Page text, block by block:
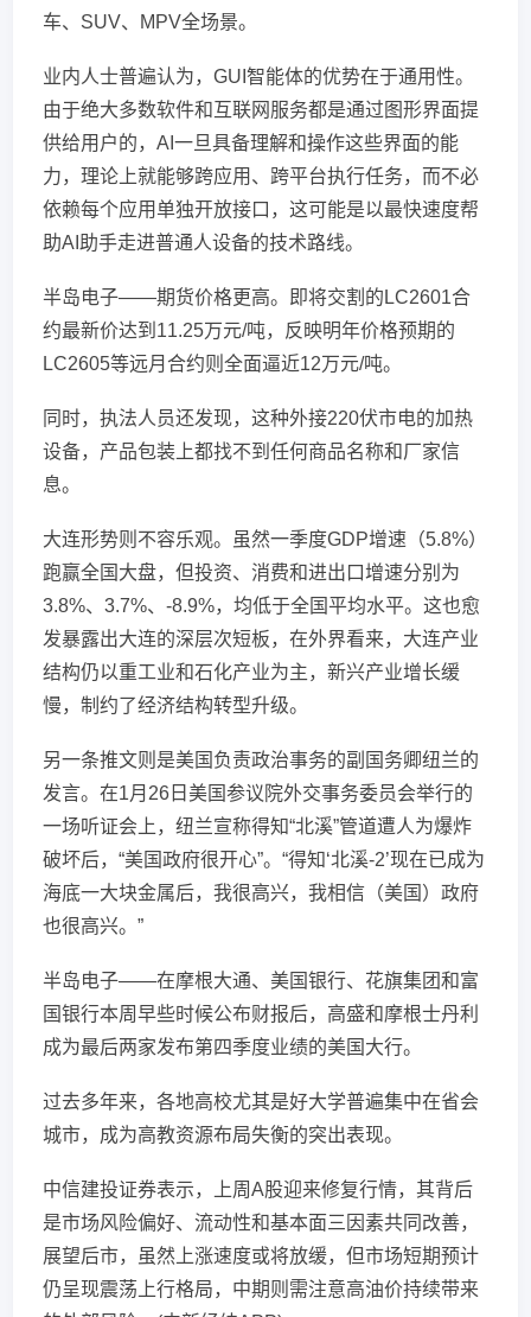
车、SUV、MPV全场景。
业内人士普遍认为，GUI智能体的优势在于通用性。
由于绝大多数软件和互联网服务都是通过图形界面提
供给用户的，AI一旦具备理解和操作这些界面的能
力，理论上就能够跨应用、跨平台执行任务，而不必
依赖每个应用单独开放接口，这可能是以最快速度帮
助AI助手走进普通人设备的技术路线。
半岛电子——期货价格更高。即将交割的LC2601合
约最新价达到11.25万元/吨，反映明年价格预期的
LC2605等远月合约则全面逼近12万元/吨。
同时，执法人员还发现，这种外接220伏市电的加热
设备，产品包装上都找不到任何商品名称和厂家信
息。
大连形势则不容乐观。虽然一季度GDP增速（5.8%）
跑赢全国大盘，但投资、消费和进出口增速分别为
3.8%、3.7%、-8.9%，均低于全国平均水平。这也愈
发暴露出大连的深层次短板，在外界看来，大连产业
结构仍以重工业和石化产业为主，新兴产业增长缓
慢，制约了经济结构转型升级。
另一条推文则是美国负责政治事务的副国务卿纽兰的
发言。在1月26日美国参议院外交事务委员会举行的
一场听证会上，纽兰宣称得知“北溪”管道遭人为爆炸
破坏后，“美国政府很开心”。“得知‘北溪-2’现在已成为
海底一大块金属后，我很高兴，我相信（美国）政府
也很高兴。”
半岛电子——在摩根大通、美国银行、花旗集团和富
国银行本周早些时候公布财报后，高盛和摩根士丹利
成为最后两家发布第四季度业绩的美国大行。
过去多年来，各地高校尤其是好大学普遍集中在省会
城市，成为高教资源布局失衡的突出表现。
中信建投证券表示，上周A股迎来修复行情，其背后
是市场风险偏好、流动性和基本面三因素共同改善，
展望后市，虽然上涨速度或将放缓，但市场短期预计
仍呈现震荡上行格局，中期则需注意高油价持续带来